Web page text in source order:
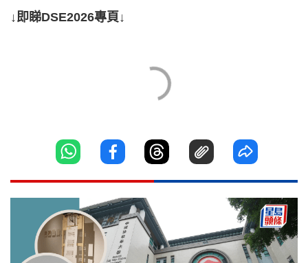
↓即睇DSE2026專頁↓